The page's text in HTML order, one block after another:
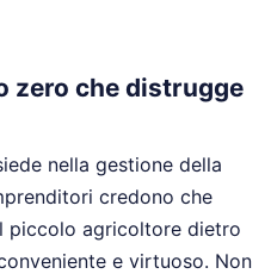
zero che distrugge
nella gestione della
credono che
piccolo agricoltore dietro
e virtuoso. Non